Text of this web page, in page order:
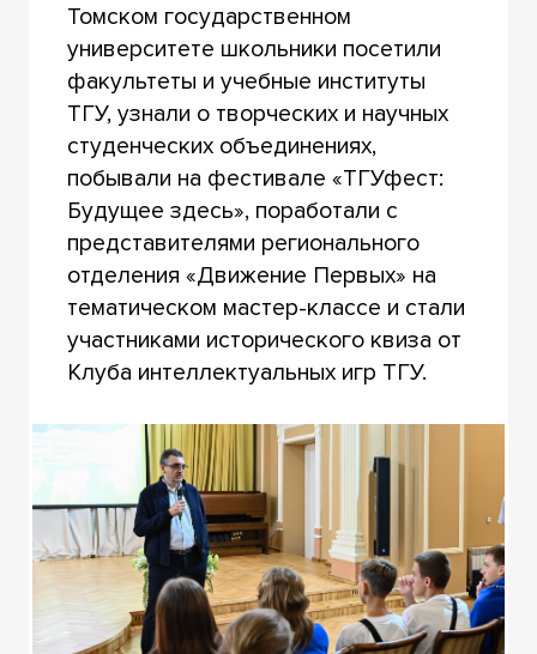
Томском государственном
университете школьники посетили
факультеты и учебные институты
ТГУ, узнали о творческих и научных
студенческих объединениях,
побывали на фестивале «ТГУфест:
Будущее здесь», поработали с
представителями регионального
отделения «Движение Первых» на
тематическом мастер-классе и стали
участниками исторического квиза от
Клуба интеллектуальных игр ТГУ.